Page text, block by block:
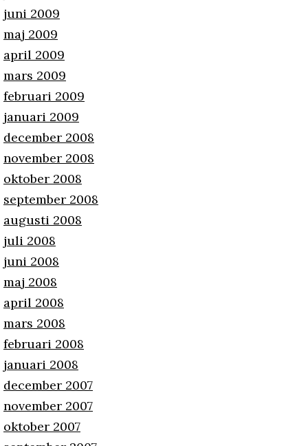
juni 2009
maj 2009
april 2009
mars 2009
februari 2009
januari 2009
december 2008
november 2008
oktober 2008
september 2008
augusti 2008
juli 2008
juni 2008
maj 2008
april 2008
mars 2008
februari 2008
januari 2008
december 2007
november 2007
oktober 2007